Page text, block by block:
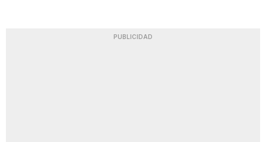
PUBLICIDAD